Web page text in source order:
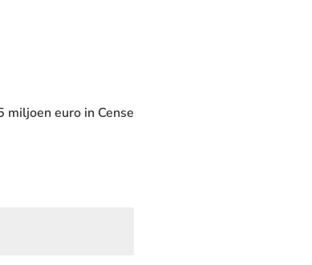
miljoen euro in Cense